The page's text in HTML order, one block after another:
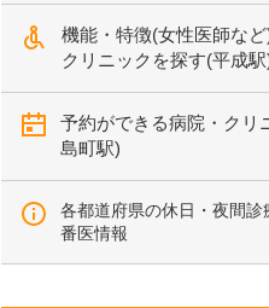
機能・特徴(女性医師など
クリニックを探す(平成駅
予約ができる病院・クリ
島町駅)
各都道府県の休日・夜間診
番医情報